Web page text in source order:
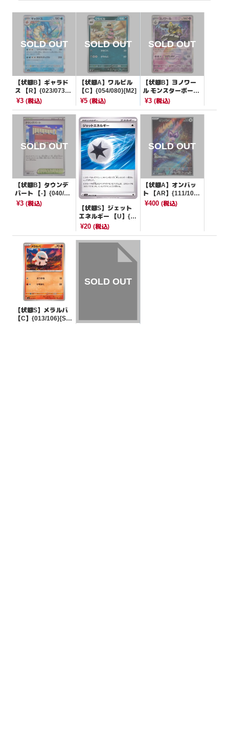
【状態B】ギャラド
ス 【R】{023/073}
[SV1a]
¥3 (税込)
【状態A】ワルビル
【C】{054/080}[M2]
¥5(税込)
【状態B】ヨノワー
ル モンスターボール
ミラー【-】{066/18
¥3 (税込)
【状態B】タウンデ
パート 【-】{040/04
5}[SVN]
¥3 (税込)
【状態S】ジェット
エネルギー 【U】{0
72/073}[SV1a]
¥20(税込)
【状態A】オンバッ
ト 【AR】{111/100}
[SV9]
¥400 (税込)
【状態S】メラルバ
【C】{013/106}[SV